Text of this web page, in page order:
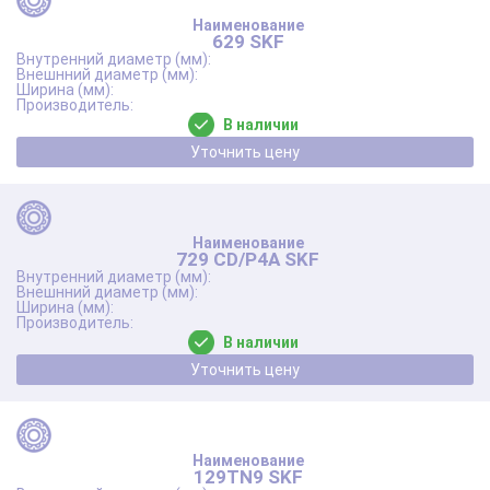
629 SKF
В наличии
Уточнить цену
729 CD/P4A SKF
В наличии
Уточнить цену
129TN9 SKF